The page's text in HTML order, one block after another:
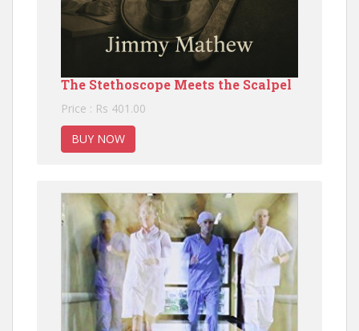
The Stethoscope Meets the Scalpel
Price : Rs 401.00
BUY NOW